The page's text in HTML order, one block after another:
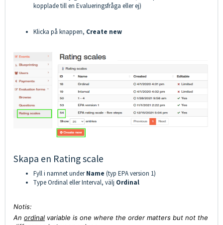
kopplade till en Evalueringsfråga eller ej)
Klicka på knappen, Create new
Skapa en Rating scale
Fyll i namnet underName (typ EPA version 1)
Type Ordinal eller Interval, välj Ordinal
Notis:
An ordinal variable is one where the order matters but not the